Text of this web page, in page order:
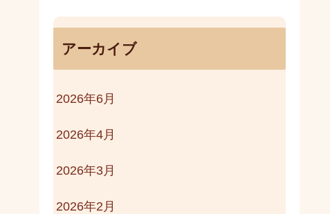
アーカイブ
2026年6月
2026年4月
2026年3月
2026年2月